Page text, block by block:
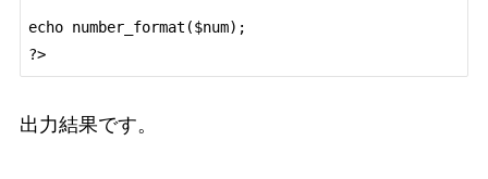
echo number_format($num);
?>
出力結果です。